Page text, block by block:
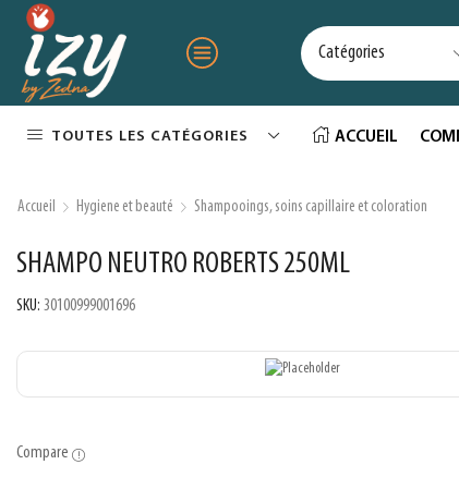
TOUTES LES CATÉGORIES ACCUEIL
Accueil Hygiene et beauté Shampooings, soins capillaire et coloration
SHAMPO NEUTRO ROBERTS 250ML
SKU: 30100999001696
Compare